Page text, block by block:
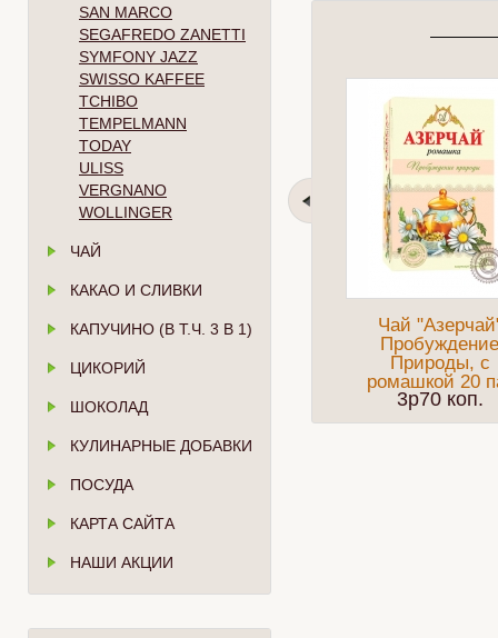
SAN MARCO
SEGAFREDO ZANETTI
SYMFONY JAZZ
SWISSO KAFFEE
TCHIBO
TEMPELMANN
TODAY
ULISS
VERGNANO
WOLLINGER
ЧАЙ
КАКАО И СЛИВКИ
КАПУЧИНО (В Т.Ч. 3 В 1)
ЦИКОРИЙ
ШОКОЛАД
КУЛИНАРНЫЕ ДОБАВКИ
ПОСУДА
КАРТА САЙТА
НАШИ АКЦИИ
Чай
Природы, с
ромашкой 20
3p70 коп.